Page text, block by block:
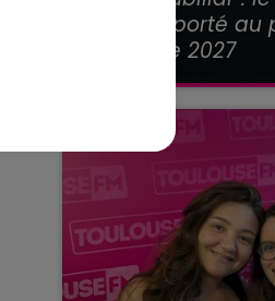
appel reporté au
semestre 2027